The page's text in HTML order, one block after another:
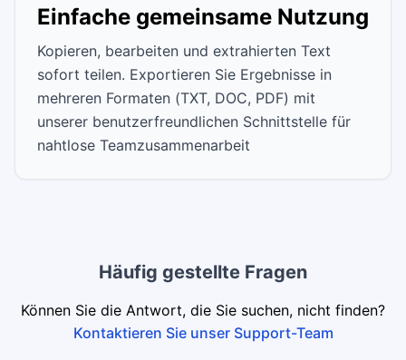
Einfache gemeinsame Nutzung
Kopieren, bearbeiten und extrahierten Text
sofort teilen. Exportieren Sie Ergebnisse in
mehreren Formaten (TXT, DOC, PDF) mit
unserer benutzerfreundlichen Schnittstelle für
nahtlose Teamzusammenarbeit
Häufig gestellte Fragen
Können Sie die Antwort, die Sie suchen, nicht finden?
Kontaktieren Sie unser Support-Team